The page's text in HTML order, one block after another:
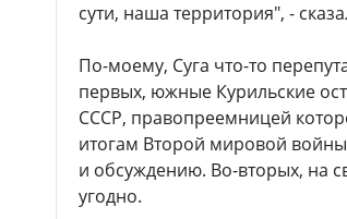
сути, наша территория", -
По-моему, Суга что-то
первых, южные Курильские
СССР, правопреемницей
итогам Второй мировой
и обсуждению. Во-вторых, на
угодно.